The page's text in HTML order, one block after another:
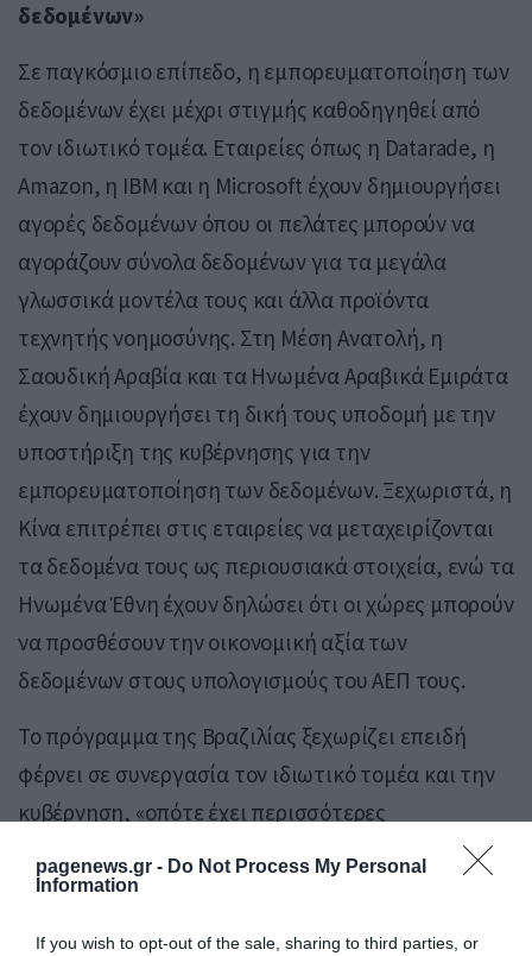
pagenews.gr - Do Not Process My Personal
Information
If you wish to opt-out of the sale, sharing to third parties, or
δεδομένων»
Σε παγκόσμιο επίπεδο, η εμπορευματοποίηση των
δεδομένων έχει μέχρι στιγμής καθοδηγηθεί από
τον ιδιωτικό τομέα. Εταιρείες όπως η Datarade, η
Amazon, η IBM και η Microsoft έχουν δημιουργήσει
αγορές δεδομένων όπου οι πελάτες μπορούν να
αγοράζουν σύνολα δεδομένων για τα μεγάλα
γλωσσικά μοντέλα τους και άλλα προϊόντα
τεχνητής νοημοσύνης. Στη Μέση Ανατολή, η
Σαουδική Αραβία και τα Ηνωμένα Αραβικά Εμιράτα
έχουν δημιουργήσει τη δική τους υποδομή με την
υποστήριξη της κυβέρνησης για την
εμπορευματοποίηση των δεδομένων. Ξεχωριστά, η
Κίνα επιτρέπει στις εταιρείες να μεταχειρίζονται
τα δεδομένα τους ως περιουσιακά στοιχεία, ενώ τα
Ηνωμένα Έθνη έχουν δηλώσει ότι οι χώρες μπορούν
να προσθέσουν την οικονομική αξία των
δεδομένων στους υπολογισμούς του ΑΕΠ τους.
Το πρόγραμμα της Βραζιλίας ξεχωρίζει επειδή
φέρνει σε συνεργασία τον ιδιωτικό τομέα και την
κυβέρνηση, «οπότε έχει περισσότερες